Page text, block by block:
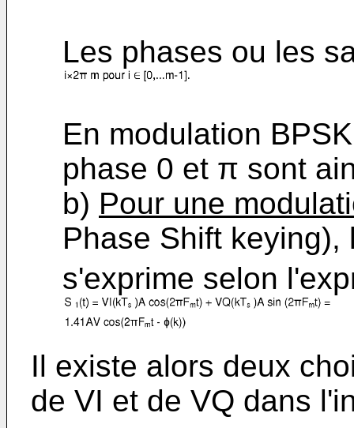
Les phases ou les
En modulation
phase 0 et π sont
b) Pour une
Phase Shift
s'exprime selon
Il existe alors deux
de VI et de VQ dans